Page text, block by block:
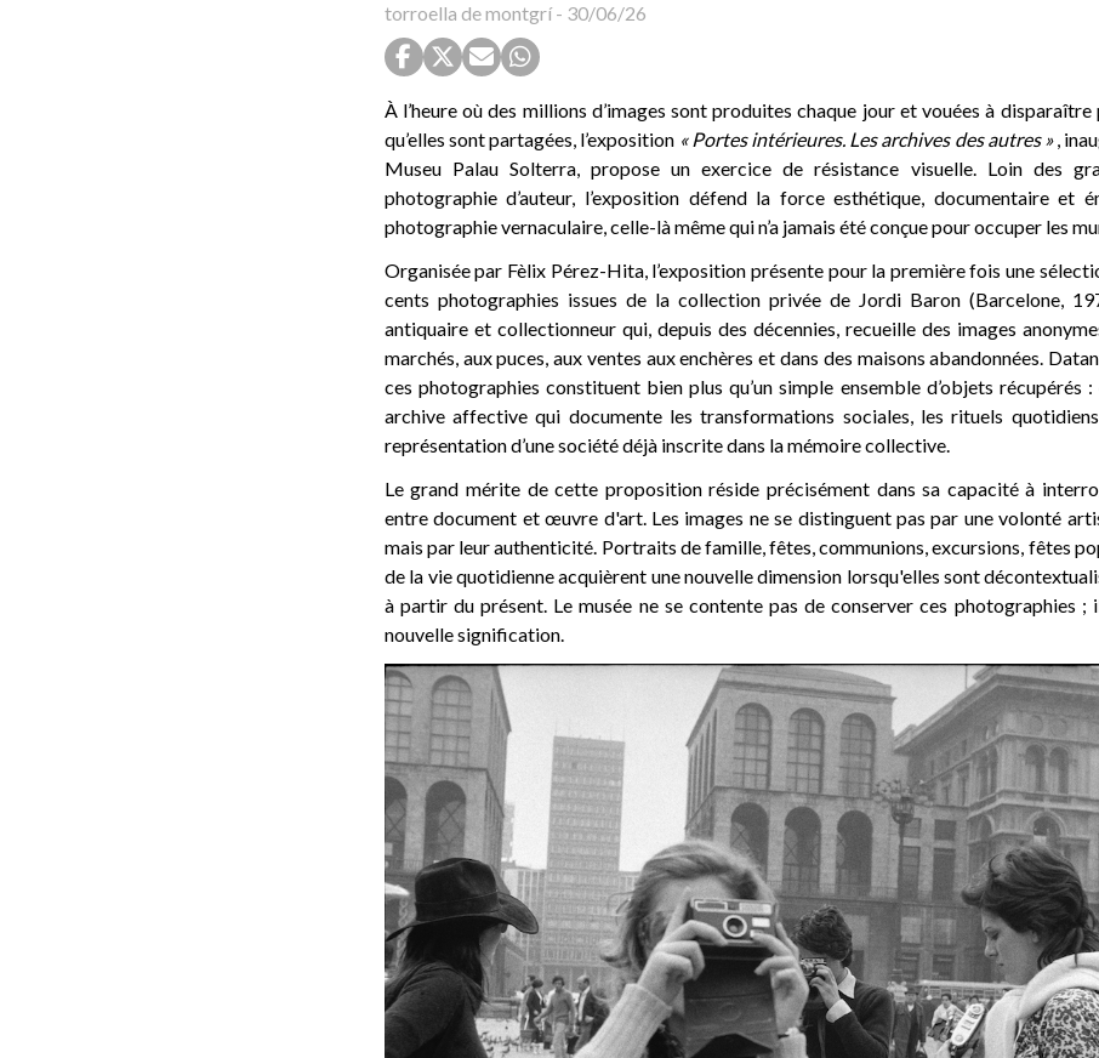
torroella de montgrí- 30/06/26
À l’heure où des millions d’images sont produites chaque jour et vouées à disparaître
qu’elles sont partagées, l’exposition « Portes intérieures. Les archives des autres »,
Museu Palau Solterra, propose un exercice de résistance visuelle. Loin des
photographie d’auteur, l’exposition défend la force esthétique, documentaire et
photographie vernaculaire, celle-là même qui n’a jamais été conçue pour occuper les
Organisée par Fèlix Pérez-Hita, l’exposition présente pour la première fois une
cents photographies issues de la collection privée de Jordi Baron (Barcelone,
antiquaire et collectionneur qui, depuis des décennies, recueille des images
marchés, aux puces, aux ventes aux enchères et dans des maisons abandonnées.
ces photographies constituent bien plus qu’un simple ensemble d’objets récupérés
archive affective qui documente les transformations sociales, les rituels
représentation d’une société déjà inscrite dans la mémoire collective.
Le grand mérite de cette proposition réside précisément dans sa capacité à
entre document et œuvre d'art. Les images ne se distinguent pas par une volonté
mais par leur authenticité. Portraits de famille, fêtes, communions, excursions, fêtes
de la vie quotidienne acquièrent une nouvelle dimension lorsqu'elles sont
à partir du présent. Le musée ne se contente pas de conserver ces photographies ;
nouvelle signification.